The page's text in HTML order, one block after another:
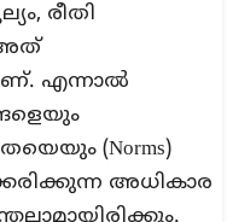
രീതി
അത്
എന്നാൽ
(Norms)
അധികാര